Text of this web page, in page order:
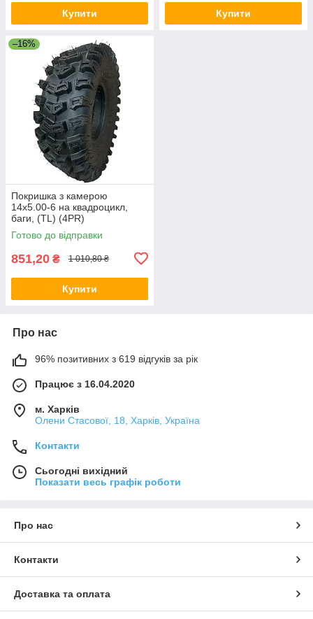
Купити Купити
–16%
Покришка з камерою
14х5.00-6 на квадроцикл,
баги, (TL) (4PR)
Готово до відправки
851,20 ₴ 1 010,80 ₴
Купити
Про нас
96% позитивних з 619 відгуків за рік
Працює з 16.04.2020
м. Харків
Олени Стасової, 18, Харків, Україна
Контакти
Сьогодні вихідний
Показати весь графік роботи
Про нас
Контакти
Доставка та оплата